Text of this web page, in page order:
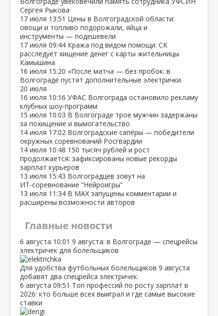
Сергея Рыкова
17 июля 13:51 Цены в Волгоградской области:
овощи и топливо подорожали, яйца и
инструменты — подешевели
17 июля 09:44 Кража под видом помощи: СК
расследует хищение денег с карты жительницы
Камышина
16 июля 15:20 «После матча — без пробок: в
Волгограде пустят дополнительные электрички
20 июля
16 июля 10:16 УФАС Волгограда остановило рекламу
клубных шоу‑программ
15 июля 10:03 В Волгограде трое мужчин задержаны
за похищение и вымогательство
14 июля 17:02 Волгоградские сапёры — победители
окружных соревнований Росгвардии
14 июля 10:48 150 тысяч рублей и рост
продолжается: зафиксированы новые рекорды
зарплат курьеров
13 июля 15:43 Волгоградцев зовут на
ИТ‑соревнование “Нейроигры”
13 июля 11:34 В МАХ запущены комментарии и
расширены возможности авторов
Главные новости
6 августа 10:01 9 августа: в Волгограде — спецрейсы
электричек для болельщиков
Для удобства футбольных болельщиков 9 августа
добавят два спецрейса электричек.
6 августа 09:51 Топ профессий по росту зарплат в
2026: кто больше всех выиграл и где самые высокие
ставки